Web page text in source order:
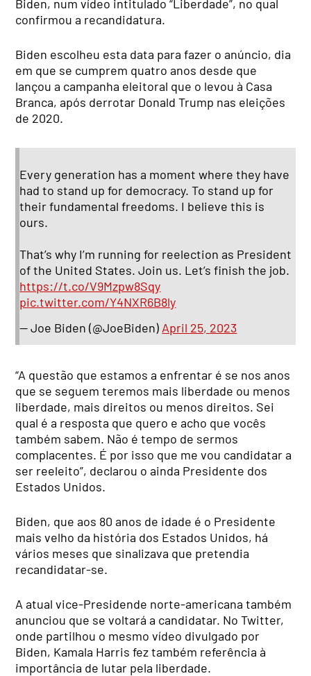
Biden, num vídeo intitulado “Liberdade”, no qual
confirmou a recandidatura.
Biden escolheu esta data para fazer o anúncio, dia
em que se cumprem quatro anos desde que
lançou a campanha eleitoral que o levou à Casa
Branca, após derrotar Donald Trump nas eleições
de 2020.
Every generation has a moment where they have
had to stand up for democracy. To stand up for
their fundamental freedoms. I believe this is
ours.
That’s why I’m running for reelection as President
of the United States. Join us. Let’s finish the job.
https://t.co/V9Mzpw8Sqy
pic.twitter.com/Y4NXR6B8ly
— Joe Biden (@JoeBiden) April 25, 2023
“A questão que estamos a enfrentar é se nos anos
que se seguem teremos mais liberdade ou menos
liberdade, mais direitos ou menos direitos. Sei
qual é a resposta que quero e acho que vocês
também sabem. Não é tempo de sermos
complacentes. É por isso que me vou candidatar a
ser reeleito”, declarou o ainda Presidente dos
Estados Unidos.
Biden, que aos 80 anos de idade é o Presidente
mais velho da história dos Estados Unidos, há
vários meses que sinalizava que pretendia
recandidatar-se.
A atual vice-Presidende norte-americana também
anunciou que se voltará a candidatar. No Twitter,
onde partilhou o mesmo vídeo divulgado por
Biden, Kamala Harris fez também referência à
importância de lutar pela liberdade.